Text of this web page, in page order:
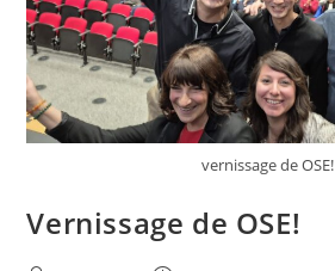
vernissage de OSE!
Vernissage de OSE!